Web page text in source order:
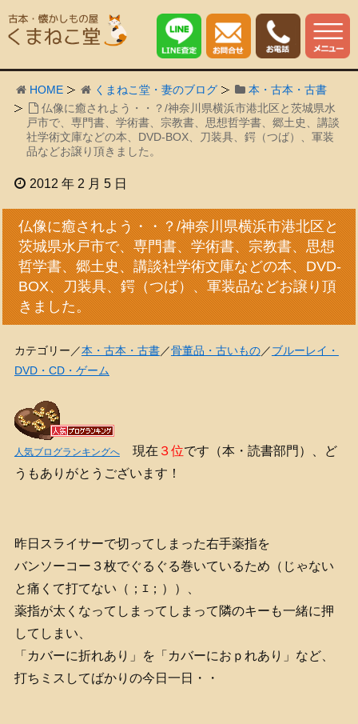
HOME くまねこ堂・妻のブログ
本・古本・古書
仏像に癒されよう・・？/神奈川県横浜市港北区と茨城県水
戸市で、専門書、学術書、宗教書、思想哲学書、郷土史、講談
社学術文庫などの本、DVD-BOX、刀装具、鍔（つば）、軍装
品などお譲り頂きました。
2012 年 2 月 5 日
仏像に癒されよう・・？/神奈川県横浜市港北区と
茨城県水戸市で、専門書、学術書、宗教書、思想
哲学書、郷土史、講談社学術文庫などの本、DVD-
BOX、刀装具、鍔（つば）、軍装品などお譲り頂
きました。
カテゴリー／本・古本・古書／骨董品・古いもの／ブルーレイ・
DVD・CD・ゲーム
人気ブログランキングへ現在 ３位です（本・読書部門）、ど
うもありがとうございます！
昨日スライサーで切ってしまった右手薬指を
バンソーコー３枚でぐるぐる巻いているため（じゃない
と痛くて打てない（；ｴ；））、
薬指が太くなってしまってしまって隣のキーも一緒に押
してしまい、
「カバーに折れあり」を「カバーにおｐれあり」など、
打ちミスしてばかりの今日一日・・